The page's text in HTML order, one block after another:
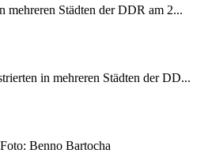
Städten der DDR am 2...
in mehreren Städten der DD...
Benno Bartocha